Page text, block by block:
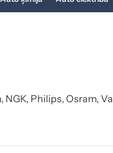
Philips, Osram,